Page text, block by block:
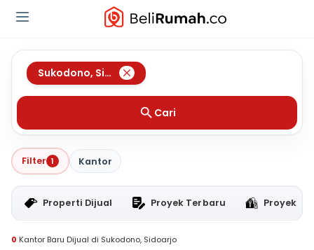
Sukodono, Sidoarjo
Cari
Filter 1 Kantor
Properti Dijual Proyek Terbaru Proyek
0 Kantor Baru Dijual di Sukodono, Sidoarjo